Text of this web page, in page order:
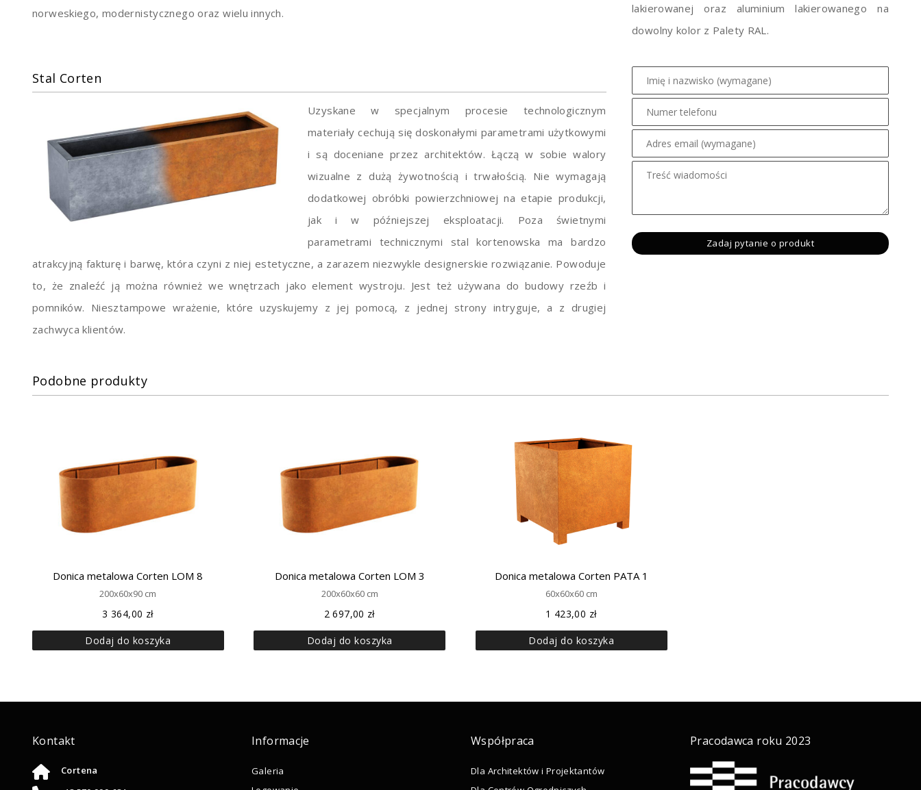
norweskiego, modernistycznego oraz wielu innych.
Stal Corten
Uzyskane w specjalnym procesie technologicznym
materiały cechują się doskonałymi parametrami użytkowymi
i są doceniane przez architektów. Łączą w sobie walory
wizualne z dużą żywotnością i trwałością. Nie wymagają
dodatkowej obróbki powierzchniowej na etapie produkcji,
jak i w późniejszej eksploatacji. Poza świetnymi
parametrami technicznymi stal kortenowska ma bardzo
atrakcyjną fakturę i barwę, która czyni z niej estetyczne, a zarazem niezwykle designerskie rozwiązanie. Powoduje
to, że znaleźć ją można również we wnętrzach jako element wystroju. Jest też używana do budowy rzeźb i
pomników. Niesztampowe wrażenie, które uzyskujemy z jej pomocą, z jednej strony intryguje, a z drugiej
zachwyca klientów.
lakierowanej oraz aluminium lakierowanego na
dowolny kolor z Palety RAL.
Podobne produkty
Donica metalowa Corten LOM 8
200x60x90 cm
3 364,00 zł
Dodaj do koszyka
Donica metalowa Corten LOM 3
200x60x60 cm
2 697,00 zł
Dodaj do koszyka
Donica metalowa Corten PATA 1
60x60x60 cm
1 423,00 zł
Dodaj do koszyka
Kontakt
Cortena
Informacje
Galeria
Współpraca
Dla Architektów i Projektantów
Pracodawca roku 2023